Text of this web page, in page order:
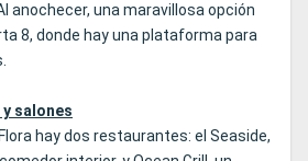
anochecer, una maravillosa opción
8, donde hay una plataforma para
salones
hay dos restaurantes: el Seaside,